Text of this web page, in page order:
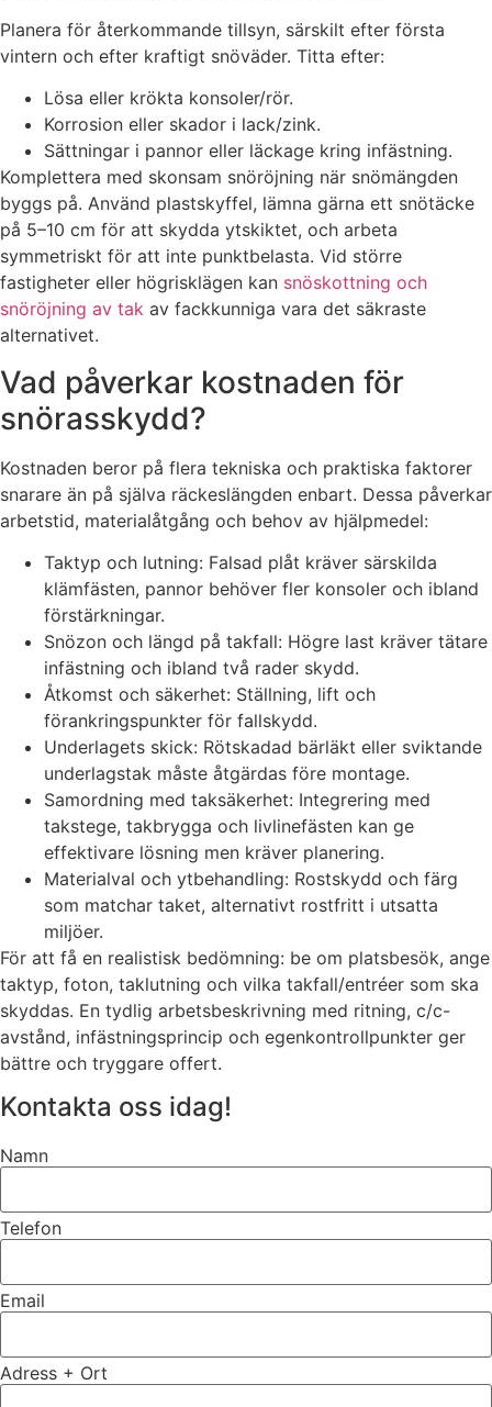
Planera för återkommande tillsyn, särskilt efter första
vintern och efter kraftigt snöväder. Titta efter:
Lösa eller krökta konsoler/rör.
Korrosion eller skador i lack/zink.
Sättningar i pannor eller läckage kring infästning.
Komplettera med skonsam snöröjning när snömängden
byggs på. Använd plastskyffel, lämna gärna ett snötäcke
på 5–10 cm för att skydda ytskiktet, och arbeta
symmetriskt för att inte punktbelasta. Vid större
fastigheter eller högrisklägen kan snöskottning och
snöröjning av tak av fackkunniga vara det säkraste
alternativet.
Vad påverkar kostnaden för
snörasskydd?
Kostnaden beror på flera tekniska och praktiska faktorer
snarare än på själva räckeslängden enbart. Dessa påverkar
arbetstid, materialåtgång och behov av hjälpmedel:
Taktyp och lutning: Falsad plåt kräver särskilda
klämfästen, pannor behöver fler konsoler och ibland
förstärkningar.
Snözon och längd på takfall: Högre last kräver tätare
infästning och ibland två rader skydd.
Åtkomst och säkerhet: Ställning, lift och
förankringspunkter för fallskydd.
Underlagets skick: Rötskadad bärläkt eller sviktande
underlagstak måste åtgärdas före montage.
Samordning med taksäkerhet: Integrering med
takstege, takbrygga och livlinefästen kan ge
effektivare lösning men kräver planering.
Materialval och ytbehandling: Rostskydd och färg
som matchar taket, alternativt rostfritt i utsatta
miljöer.
För att få en realistisk bedömning: be om platsbesök, ange
taktyp, foton, taklutning och vilka takfall/entréer som ska
skyddas. En tydlig arbetsbeskrivning med ritning, c/c-
avstånd, infästningsprincip och egenkontrollpunkter ger
bättre och tryggare offert.
Kontakta oss idag!
Namn
Telefon
Email
Adress + Ort